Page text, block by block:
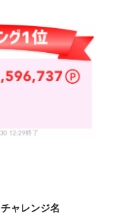
チャレンジ名